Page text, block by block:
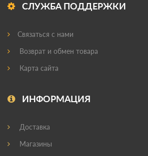
СЛУЖБА ПОДДЕРЖКИ
Связаться с нами
Возврат и обмен товара
Карта сайта
ИНФОРМАЦИЯ
Доставка
Магазины